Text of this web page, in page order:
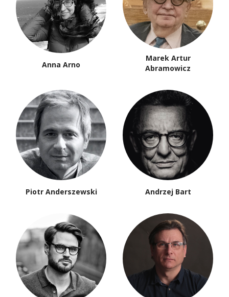
Anna Arno
Marek Artur
Abramowicz
Piotr Anderszewski Andrzej Bart